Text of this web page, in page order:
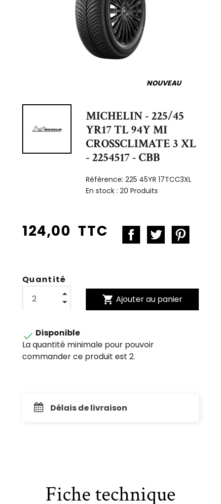
NOUVEAU
MICHELIN - 225/45
YR17 TL 94Y MI
CROSSCLIMATE 3 XL
- 2254517 - CBB
Référence:225 45YR 17TCC3XL
En stock :20 Produits
124,00 TTC
Quantité
shopping_cart Ajouter au panier
 Disponible
La quantité minimale pour pouvoir
commander ce produit est 2.
Délais de livraison
Fiche technique